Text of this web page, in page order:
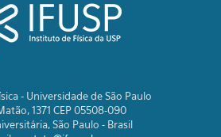
- Universidade de São Paulo
1371 CEP 05508-090
São Paulo - Brasil